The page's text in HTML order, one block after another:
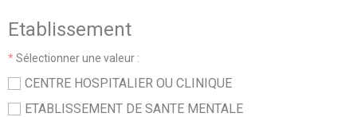
Etablissement
*Sélectionner une valeur :
CENTRE HOSPITALIER OU CLINIQUE
ETABLISSEMENT DE SANTE MENTALE